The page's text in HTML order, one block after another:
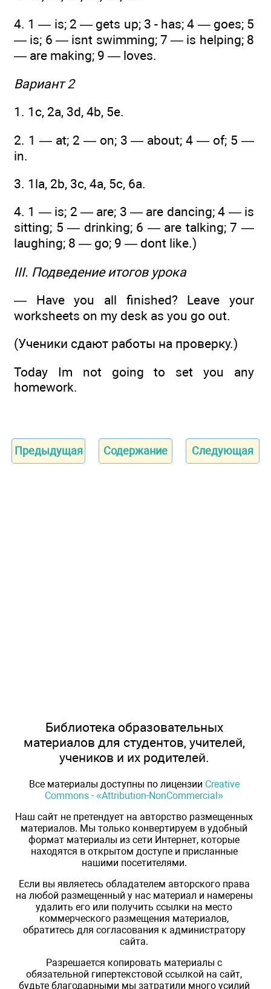
4. 1 — is; 2 — gets up; 3 - has; 4 — goes; 5
— is; 6 — isnt swimming; 7 — is helping; 8
— are making; 9 — loves.
Вариант 2
1. 1c, 2a, 3d, 4b, 5e.
2. 1 — at; 2 — on; 3 — about; 4 — of; 5 —
in.
3. 1la, 2b, 3c, 4a, 5c, 6a.
4. 1 — is; 2 — are; 3 — are dancing; 4 — is
sitting; 5 — drinking; 6 — are talking; 7 —
laughing; 8 — go; 9 — dont like.)
III. Подведение итогов урока
— Have you all finished? Leave your
worksheets on my desk as you go out.
(Ученики сдают работы на проверку.)
Today Im not going to set you any
homework.
Предыдущая Содержание Следующая
Библиотека образовательных
материалов для студентов, учителей,
учеников и их родителей.
Все материалы доступны по лицензии Creative
Commons - «Attribution-NonCommercial»
Наш сайт не претендует на авторство размещенных
материалов. Мы только конвертируем в удобный
формат материалы из сети Интернет, которые
находятся в открытом доступе и присланные
нашими посетителями.
Если вы являетесь обладателем авторского права
на любой размещенный у нас материал и намерены
удалить его или получить ссылки на место
коммерческого размещения материалов,
обратитесь для согласования к администратору
сайта.
Разрешается копировать материалы с
обязательной гипертекстовой ссылкой на сайт,
будьте благодарными мы затратили много усилий